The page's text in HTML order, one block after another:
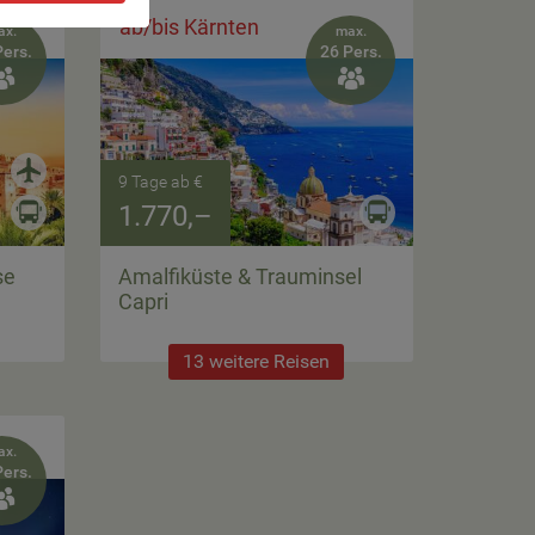
max.
26 Pers.

ab/bis Kärnten
9 Tage ab €
1.770,–
Amalfiküste & Trauminsel
Capri
13 weitere Reisen